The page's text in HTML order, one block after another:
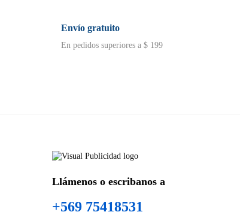
Envío gratuito
En pedidos superiores a $ 199
Llámenos o escribanos a
+569 75418531